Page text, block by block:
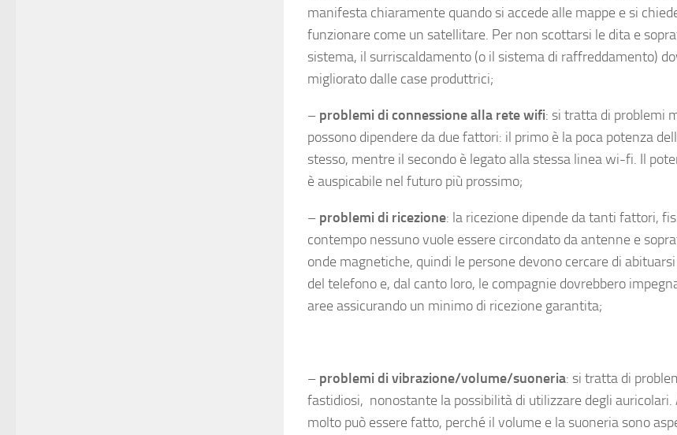
manifesta chiaramente quando si accede alle mappe e si
funzionare come un satellitare. Per non scottarsi le dita e
sistema, il surriscaldamento (o il sistema di raffreddamento)
migliorato dalle case produttrici;
– problemi di connessione alla rete wifi: si tratta di problemi
possono dipendere da due fattori: il primo è la poca potenza
stesso, mentre il secondo è legato alla stessa linea wi-fi. Il
è auspicabile nel futuro più prossimo;
– problemi di ricezione: la ricezione dipende da tanti fattori,
contempo nessuno vuole essere circondato da antenne e
onde magnetiche, quindi le persone devono cercare di
del telefono e, dal canto loro, le compagnie dovrebbero
aree assicurando un minimo di ricezione garantita;
– problemi di vibrazione/volume/suoneria: si tratta di
fastidiosi, nonostante la possibilità di utilizzare degli auricolari.
molto può essere fatto, perché il volume e la suoneria sono